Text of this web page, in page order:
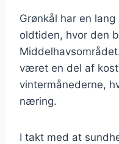
Grønkål har en
oldtiden, hvor den
været en del af
vintermånederne,
næring.
I takt med at